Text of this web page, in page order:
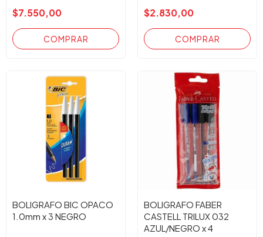
$7.550,00 $2.830,00
BOLIGRAFO BIC OPACO
1.0mm x 3 NEGRO
BOLIGRAFO FABER
CASTELL TRILUX 032
AZUL/NEGRO x 4